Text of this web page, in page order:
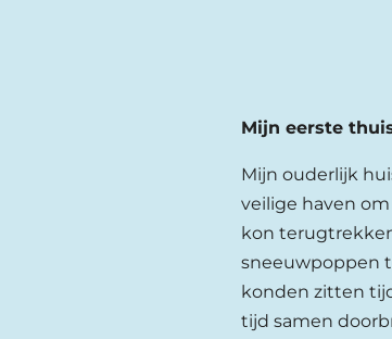
Mijn eerste
Mijn ouderlijk
veilige haven
kon
sneeuwpoppen
konden zitten
tijd samen